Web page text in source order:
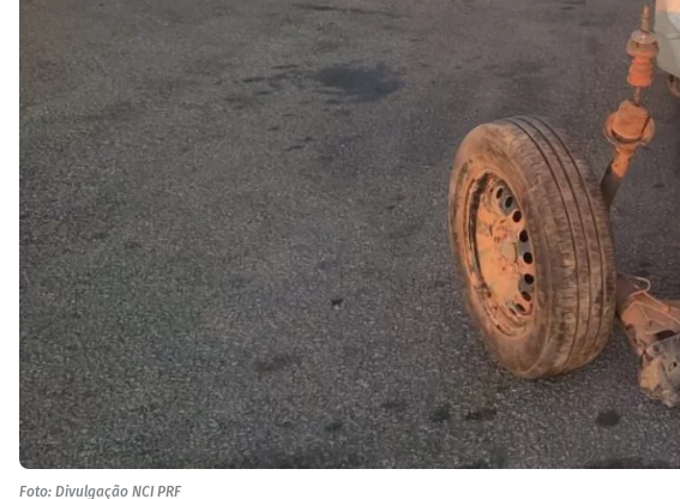
Foto: Divulgação NCI PRF